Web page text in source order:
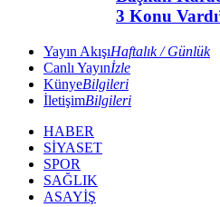
3 Konu
Yayın AkışıHaftalık / Günlük
Canlı Yayınİzle
KünyeBilgileri
İletişimBilgileri
HABER
SİYASET
SPOR
SAĞLIK
ASAYİŞ